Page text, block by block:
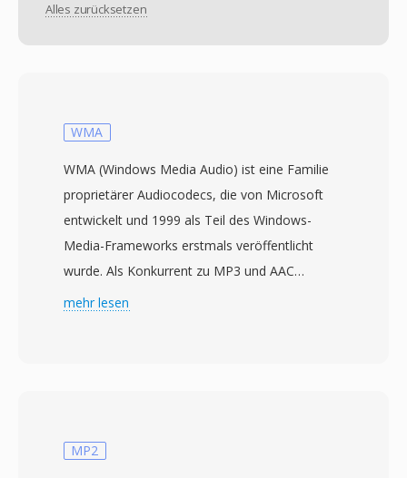
Alles zurücksetzen
WMA
WMA (Windows Media Audio) ist eine Familie
proprietärer Audiocodecs, die von Microsoft
entwickelt und 1999 als Teil des Windows-
Media-Frameworks erstmals veröffentlicht
wurde. Als Konkurrent zu MP3 und AAC
konzipiert, nutzt WMA Standard perzeptülle
Professional für Surround-Sound und
mehr lesen
MP2